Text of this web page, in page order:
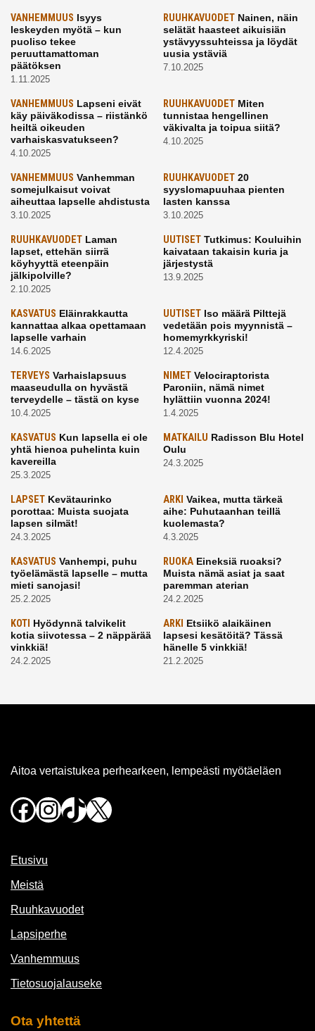
VANHEMMUUS Isyys
leskeyden myötä – kun
puoliso tekee
peruuttamattoman
päätöksen
1.11.2025
RUUHKAVUODETNainen, näin
selätät haasteet aikuisiän
ystävyyssuhteissa ja löydät
uusia ystäviä
7.10.2025
VANHEMMUUS Lapseni eivät
käy päiväkodissa – riistänkö
heiltä oikeuden
varhaiskasvatukseen?
4.10.2025
RUUHKAVUODETMiten
tunnistaa hengellinen
väkivalta ja toipua siitä?
4.10.2025
VANHEMMUUS Vanhemman
somejulkaisut voivat
aiheuttaa lapselle ahdistusta
3.10.2025
RUUHKAVUODET20
syyslomapuuhaa pienten
lasten kanssa
3.10.2025
RUUHKAVUODET Laman
lapset, ettehän siirrä
köyhyyttä eteenpäin
jälkipolville?
2.10.2025
UUTISETTutkimus: Kouluihin
kaivataan takaisin kuria ja
järjestystä
13.9.2025
KASVATUS Eläinrakkautta
kannattaa alkaa opettamaan
lapselle varhain
14.6.2025
UUTISETIso määrä Pilttejä
vedetään pois myynnistä –
homemyrkkyriski!
12.4.2025
TERVEYS Varhaislapsuus
maaseudulla on hyvästä
terveydelle – tästä on kyse
10.4.2025
NIMETVelociraptorista
Paroniin, nämä nimet
hylättiin vuonna 2024!
1.4.2025
KASVATUS Kun lapsella ei ole
yhtä hienoa puhelinta kuin
kavereilla
25.3.2025
MATKAILU Radisson Blu Hotel
Oulu
24.3.2025
LAPSET Kevätaurinko
porottaa: Muista suojata
lapsen silmät!
24.3.2025
ARKI Vaikea, mutta tärkeä
aihe: Puhutaanhan teillä
kuolemasta?
4.3.2025
KASVATUS Vanhempi, puhu
työelämästä lapselle – mutta
mieti sanojasi!
25.2.2025
RUOKAEineksiä ruoaksi?
Muista nämä asiat ja saat
paremman aterian
24.2.2025
KOTI Hyödynnä talvikelit
kotia siivotessa – 2 näppärää
vinkkiä!
24.2.2025
ARKI Etsiikö alaikäinen
lapsesi kesätöitä? Tässä
hänelle 5 vinkkiä!
21.2.2025
Aitoa vertaistukea perhearkeen, lempeästi myötäeläen
Facebook
Instagram
TikTok
X
Etusivu
Meistä
Ruuhkavuodet
Lapsiperhe
Vanhemmuus
Tietosuojalauseke
Ota yhtettä